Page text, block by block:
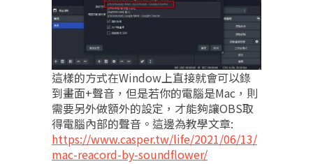
這樣的方式在Window上直接就會可以錄
到畫面+聲音，但是若你的電腦是Mac，則
需要另外做額外的設定，才能夠讓OBS取
得電腦內部的聲音。這邊為教學文章:
https://www.casper.tw/life/2021/06/13/
mac-reacord-by-soundflower/